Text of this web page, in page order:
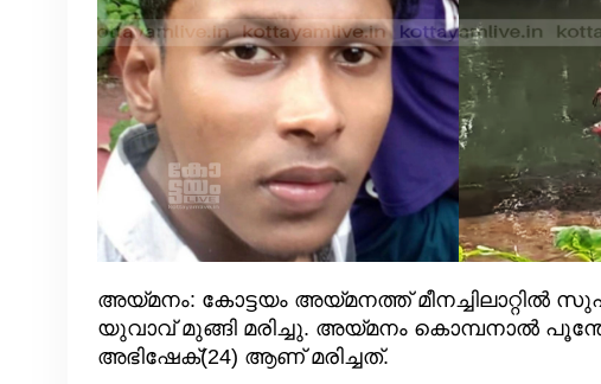
അയ്മനം: കോട്ടയം അയ്മനത്ത് മീനച്ചിലാറ്റിൽ
യുവാവ് മുങ്ങി മരിച്ചു. അയ്മനം കൊമ്പനാൽ
അഭിഷേക്(24) ആണ് മരിച്ചത്.